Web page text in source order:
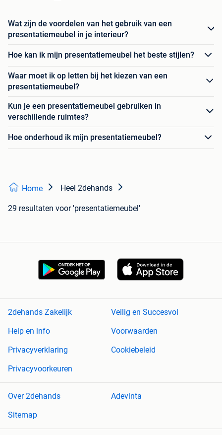
Wat zijn de voordelen van het gebruik van een
presentatiemeubel in je interieur?
Hoe kan ik mijn presentatiemeubel het beste stijlen?
Waar moet ik op letten bij het kiezen van een
presentatiemeubel?
Kun je een presentatiemeubel gebruiken in
verschillende ruimtes?
Hoe onderhoud ik mijn presentatiemeubel?
Home Heel 2dehands
29 resultaten voor 'presentatiemeubel'
2dehands Zakelijk
Veilig en Succesvol
Help en info
Voorwaarden
Privacyverklaring
Cookiebeleid
Privacyvoorkeuren
Over 2dehands
Adevinta
Sitemap